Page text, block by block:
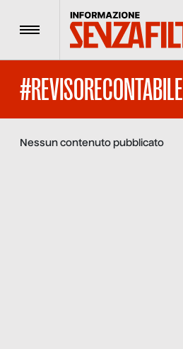
Menu
#REVISORECONTABILE
Nessun contenuto pubblicato